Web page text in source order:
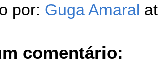
por: Guga Amaral
comentário: